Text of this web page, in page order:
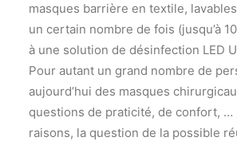
masques barrière en textile,
un certain nombre de fois (jusqu’à
à une solution de désinfection LED
Pour autant un grand nombre de
aujourd’hui des masques
questions de praticité, de confort, …
raisons, la question de la possible